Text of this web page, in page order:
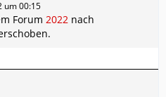
um 00:15
Forum 2022 nach